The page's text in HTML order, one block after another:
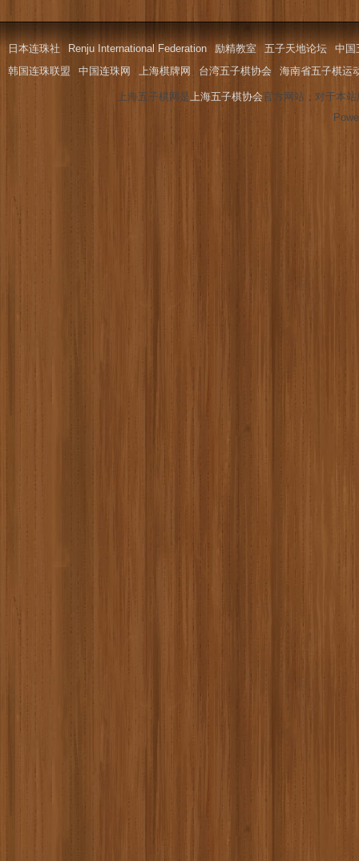
日本连珠社 Renju International Federation 励精教室 五子天地论坛
中国
韩国连珠联盟
中国连珠网 上海棋牌网 台湾五子棋协会 海南省五子棋运
上海五子棋网是上海五子棋协会官方网站，对于本